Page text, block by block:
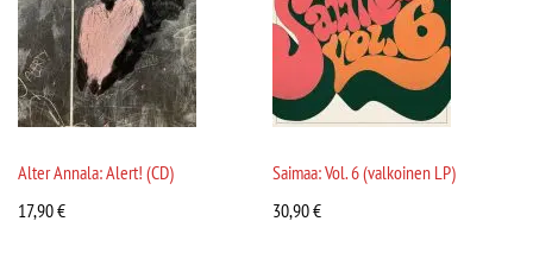
Alter Annala: Alert! (CD)
17,90€
Saimaa: Vol. 6 (valkoinen LP)
30,90€